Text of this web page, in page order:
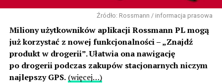
Źródło: Rossmann / informacja prasowa
Miliony użytkowników aplikacji Rossmann PL mogą
już korzystać z nowej funkcjonalności – „Znajdź
produkt w drogerii”. Ułatwia ona nawigację
po drogerii podczas zakupów stacjonarnych niczym
najlepszy GPS. (więcej…)